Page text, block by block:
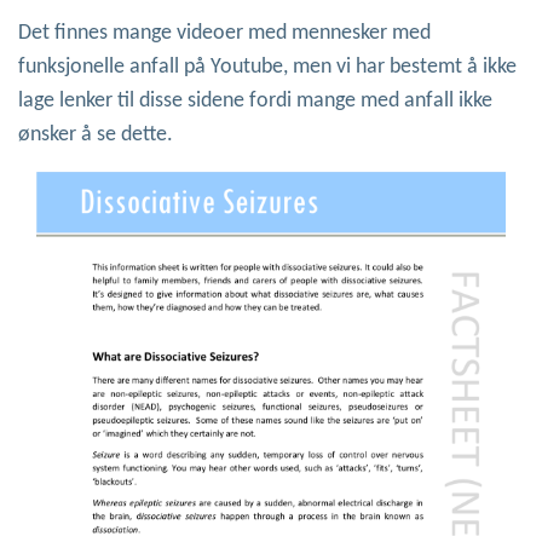
Det finnes mange videoer med mennesker med
funksjonelle anfall på Youtube, men vi har bestemt å ikke
lage lenker til disse sidene fordi mange med anfall ikke
ønsker å se dette.